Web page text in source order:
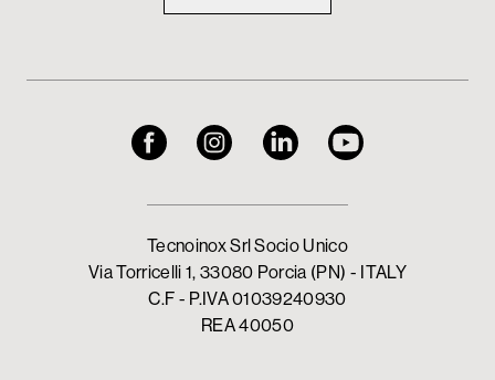
Tecnoinox Srl Socio Unico
Via Torricelli 1, 33080 Porcia (PN) - ITALY
C.F - P.IVA 01039240930
REA 40050